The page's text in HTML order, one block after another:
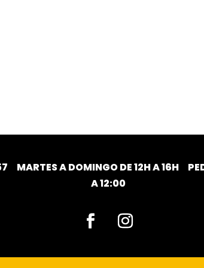
MARTES A DOMINGO DE 12H A 16H
A 12:00